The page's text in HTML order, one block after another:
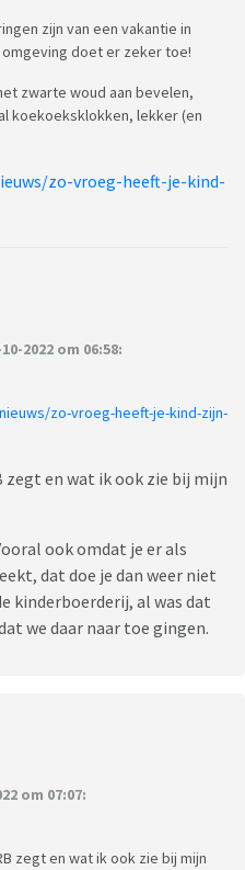
zijn van een vakantie in
doet er zeker toe!
zwarte woud aan bevelen,
koekoeksklokken, lekker (en
zo-vroeg-heeft-je-kind-
2022 om 06:58:
zo-vroeg-heeft-je-kind-zijn-
zegt en wat ik ook zie bij mijn
ook omdat je er als
dat doe je dan weer niet
kinderboerderij, al was dat
we daar naar toe gingen.
om 07:07:
zegt en wat ik ook zie bij mijn